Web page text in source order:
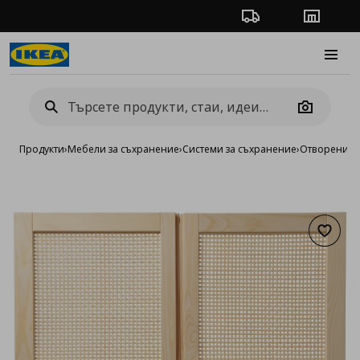
Проследяване на
Camera
Продукти›Мебели за съхранение›Системи за съхранение›Отворени